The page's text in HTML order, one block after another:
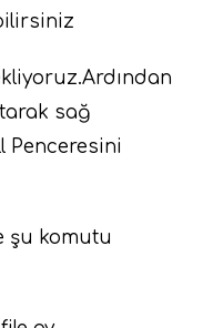
sağ
şu komutu